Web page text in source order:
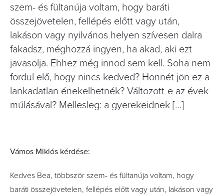
szem- és fültanúja voltam, hogy baráti
összejövetelen, fellépés előtt vagy után,
lakáson vagy nyilvános helyen szívesen dalra
fakadsz, méghozzá ingyen, ha akad, aki ezt
javasolja. Ehhez még innod sem kell. Soha nem
fordul elő, hogy nincs kedved? Honnét jön ez a
lankadatlan énekelhetnék? Változott-e az évek
múlásával? Mellesleg: a gyerekeidnek […]
Vámos Miklós kérdése:
Kedves Bea, többször szem- és fültanúja voltam, hogy
baráti összejövetelen, fellépés előtt vagy után, lakáson vagy